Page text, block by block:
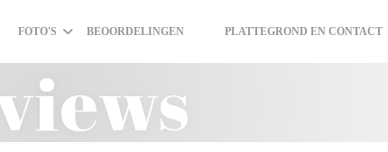
FOTO'S BEOORDELINGEN PLATTEGROND EN CONTACT